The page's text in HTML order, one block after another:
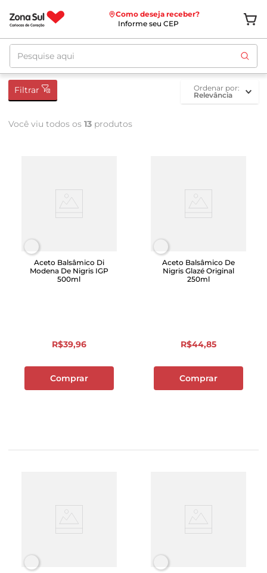
Como deseja receber?
Informe seu CEP
Pesquise aqui
Filtrar
ordenar por
Relevância
Você viu todos os 13 produtos
Aceto Balsâmico Di
Modena De Nigris IGP
500ml
R$39,96
Comprar
Aceto Balsâmico De
Nigris Glazé Original
250ml
R$44,85
Comprar